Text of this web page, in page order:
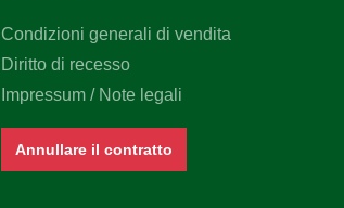
Condizioni generali di vendita
Diritto di recesso
Impressum / Note legali
Annullare il contratto